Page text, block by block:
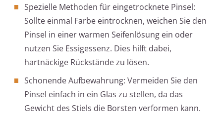
Spezielle Methoden für eingetrocknete Pinsel:
Sollte einmal Farbe eintrocknen, weichen Sie den
Pinsel in einer warmen Seifenlösung ein oder
nutzen Sie Essigessenz. Dies hilft dabei,
hartnäckige Rückstände zu lösen.
Schonende Aufbewahrung: Vermeiden Sie den
Pinsel einfach in ein Glas zu stellen, da das
Gewicht des Stiels die Borsten verformen kann.